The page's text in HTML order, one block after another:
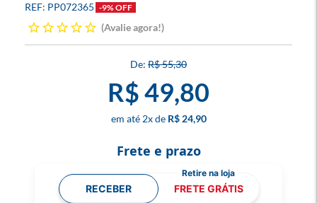
PP072365 -9% OFF
Avalie agora!
R$ 55,30
R$ 49,80
2x R$ 24,90
Frete e prazo
RECEBER FRETE GRÁTIS